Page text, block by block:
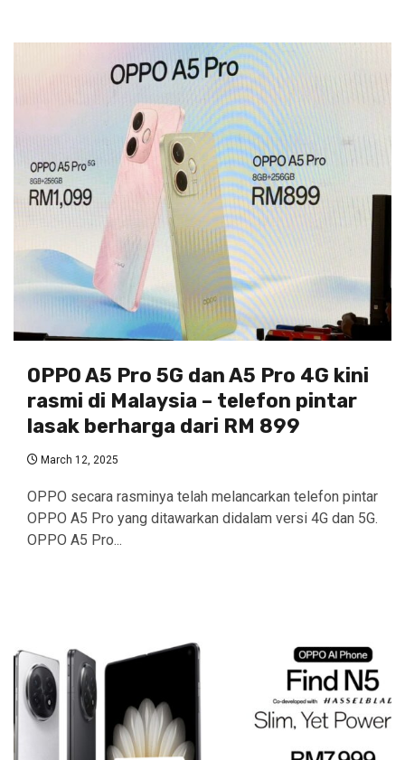
OPPO A5 Pro 5G dan A5 Pro 4G kini
rasmi di Malaysia – telefon pintar
lasak berharga dari RM 899
March 12, 2025
OPPO secara rasminya telah melancarkan telefon pintar
OPPO A5 Pro yang ditawarkan didalam versi 4G dan 5G.
OPPO A5 Pro...